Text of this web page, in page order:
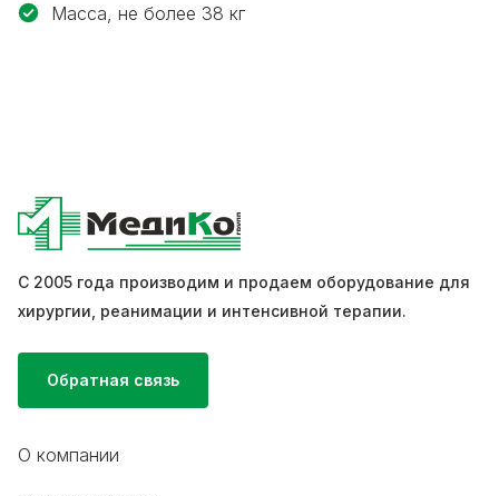
Масса, не более 38 кг
С 2005 года производим и продаем оборудование для
хирургии, реанимации и интенсивной терапии.
Обратная связь
О компании